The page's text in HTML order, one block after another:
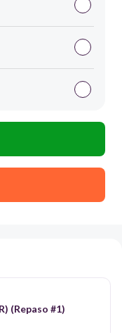
(Repaso #1)